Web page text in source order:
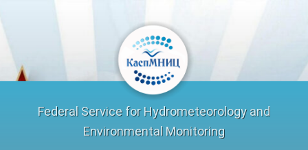
to
Federal Service for Hydrometeorology and
Environmental Monitoring